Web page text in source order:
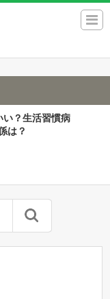
い？生活習慣病
は？